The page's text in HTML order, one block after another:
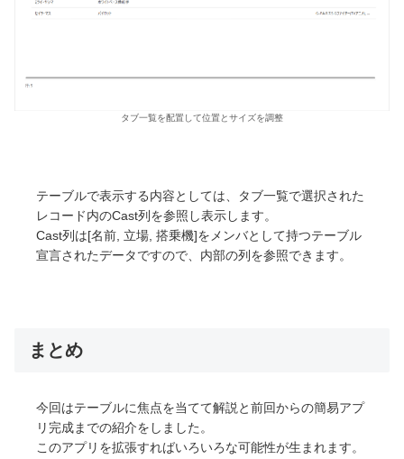
タブ一覧を配置して位置とサイズを調整
テーブルで表示する内容としては、タブ一覧で選択された
レコード内のCast列を参照し表示します。
Cast列は[名前, 立場, 搭乗機]をメンバとして持つテーブル
宣言されたデータですので、内部の列を参照できます。
まとめ
今回はテーブルに焦点を当てて解説と前回からの簡易アプ
リ完成までの紹介をしました。
このアプリを拡張すればいろいろな可能性が生まれます。